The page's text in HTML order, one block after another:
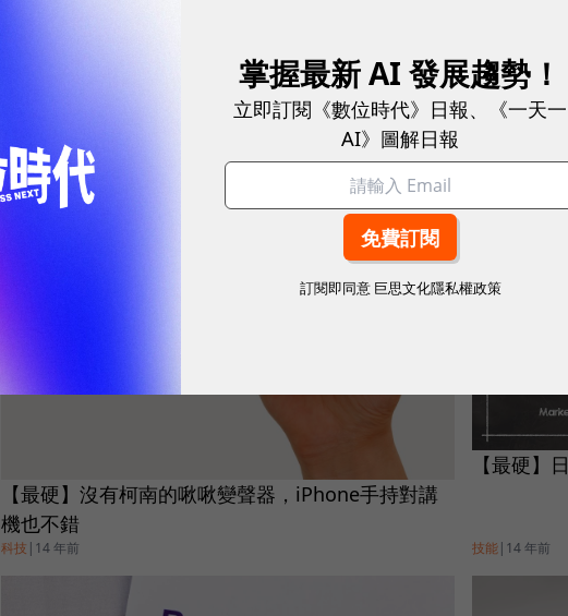
【最硬】什麼？iPad能掃瞄？iConvert無敵掃瞄外掛
科技|14 年前
【最硬】
心所欲！
【最硬】沒有柯南的啾啾變聲器，iPhone手持對講
機也不錯
科技 | 14 年前
【最硬】
技能| 14 年前
掌握最新 AI 發展趨勢！
立即訂閱《數位時代》日報、《一天一
AI》圖解日報
訂閱即同意 巨思文化隱私權政策